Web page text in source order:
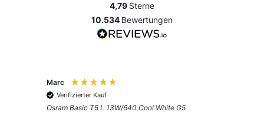
4,79 Sterne
10.534 Bewertungen
Marc
Verifizierter Kauf
Osram Basic T5 L 13W/640 Cool White G5